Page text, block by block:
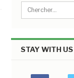
STAY WITH US